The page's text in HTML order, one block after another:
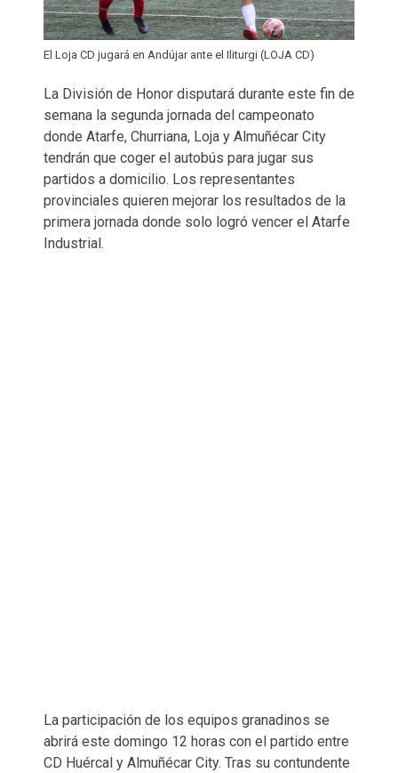
El Loja CD jugará en Andújar ante el Iliturgi (LOJA CD)
La División de Honor disputará durante este fin de
semana la segunda jornada del campeonato
donde Atarfe, Churriana, Loja y Almuñécar City
tendrán que coger el autobús para jugar sus
partidos a domicilio. Los representantes
provinciales quieren mejorar los resultados de la
primera jornada donde solo logró vencer el Atarfe
Industrial.
La participación de los equipos granadinos se
abrirá este domingo 12 horas con el partido entre
CD Huércal y Almuñécar City. Tras su contundente